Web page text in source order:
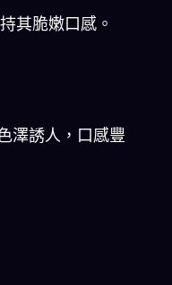
其脆嫩口感。
澤誘人，口感豐